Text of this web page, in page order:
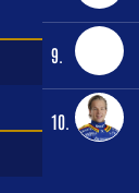
9.
10.